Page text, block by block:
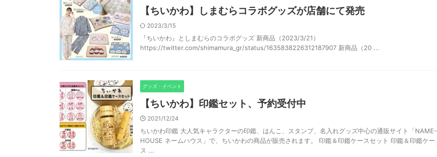
【ちいかわ】しまむらコラボグッズが店舗にて発売
2023/3/15
『ちいかわ』としまむらのコラボグッズ 新商品（2023/3/21）
https://twitter.com/shimamura_gr/status/1635838226312187907 新商品（20 ...
グッズ・イベント
【ちいかわ】印鑑セット、予約受付中
2021/12/24
ちいかわ印鑑 大人気キャラクターの印鑑、はんこ、スタンプ、名入れグッズ中心の通販サイト「NAME-
HOUSE ネームハウス」で、ちいかわの商品が販売されます。 印鑑＆印鑑ケースセット 印鑑＆印鑑ケー
ス ...